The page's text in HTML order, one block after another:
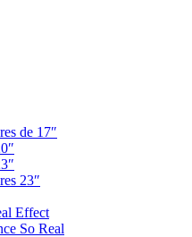
de 17″
23″
Effect
So Real